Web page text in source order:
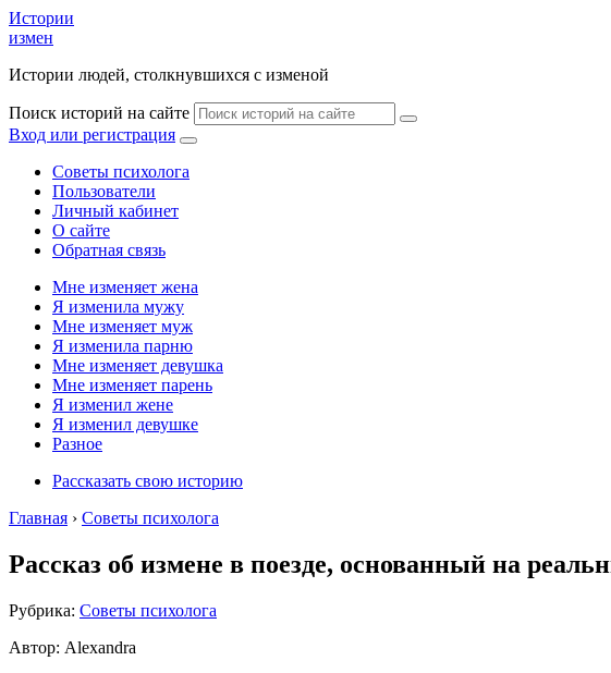
Истории
измен
Истории людей, столкнувшихся с изменой
Поиск историй на сайте
Вход или регистрация
Советы психолога
Пользователи
Личный кабинет
О сайте
Обратная связь
Мне изменяет жена
Я изменила мужу
Мне изменяет муж
Я изменила парню
Мне изменяет девушка
Мне изменяет парень
Я изменил жене
Я изменил девушке
Разное
Рассказать свою историю
Главная › Советы психолога
Рассказ об измене в поезде, основанный на
Рубрика: Советы психолога
Автор: Alexandra